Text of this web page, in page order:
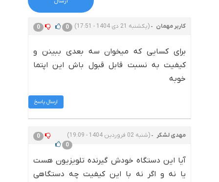
کاربر مهمان (یکشنبه 21 دی 1404 - 17:51) 0 0
برای کسایی که میخوان سه بعدی ببینن و
کیفیت به نسبت قابل قبول باش این اپتما
خوبه
ارسال پاسخ
مهدی لشکر (شنبه 02 فروردین 1404 - 19:09)
0
0
آیا این دستگاه خودش گیرنده تلویزیون هست
یا نه و اگر نه با این کیفیت چه دستگاهی